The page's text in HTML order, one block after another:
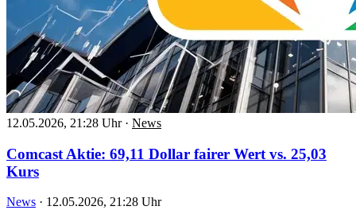
12.05.2026, 21:28 Uhr · News
Comcast Aktie: 69,11 Dollar fairer Wert vs. 25,03
Kurs
News · 12.05.2026, 21:28 Uhr